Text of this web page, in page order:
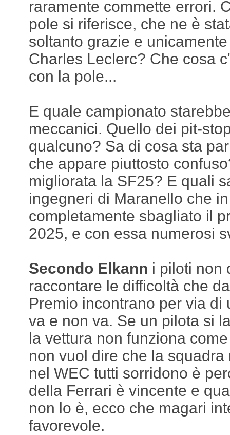
raramente commette errori.
pole si riferisce, che ne è
soltanto grazie e
Charles Leclerc? Che cosa
con la pole...
E quale campionato
meccanici. Quello dei pit-
qualcuno? Sa di cosa sta
che appare piuttosto
migliorata la SF25? E quali
ingegneri di Maranello che
completamente sbagliato il
2025, e con essa numerosi
Secondo Elkann i piloti non
raccontare le difficoltà che
Premio incontrano per via di
va e non va. Se un pilota si
la vettura non funziona
non vuol dire che la
nel WEC tutti sorridono è
della Ferrari è vincente e
non lo è, ecco che magari
favorevole.